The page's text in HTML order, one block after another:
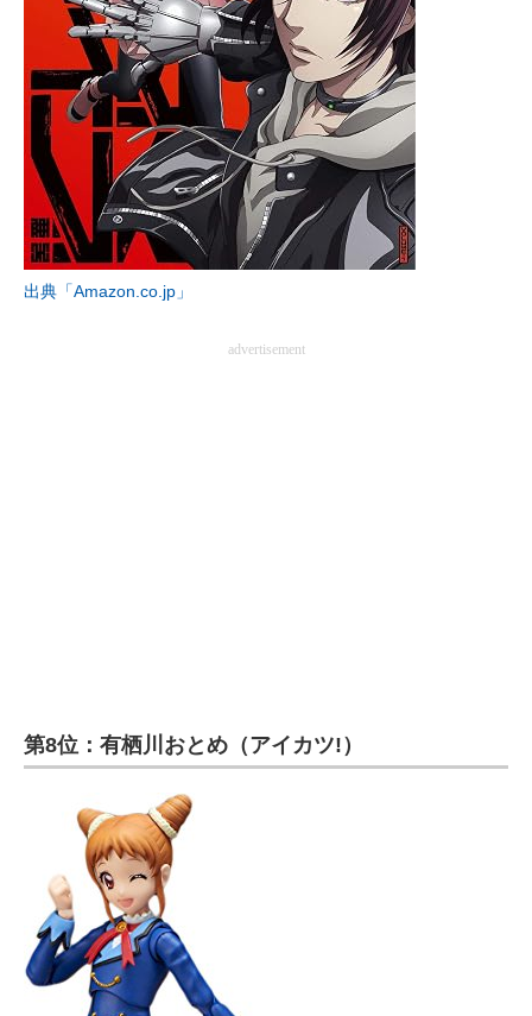
出典「Amazon.co.jp」
advertisement
第8位：有栖川おとめ（アイカツ!）